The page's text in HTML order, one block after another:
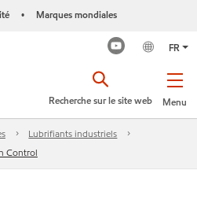
• Marques mondiales
FR
Menu
Recherche sur le site web
Lubrifiants industriels
Control